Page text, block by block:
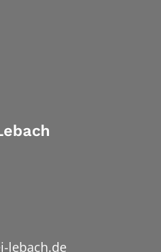
lebach.de